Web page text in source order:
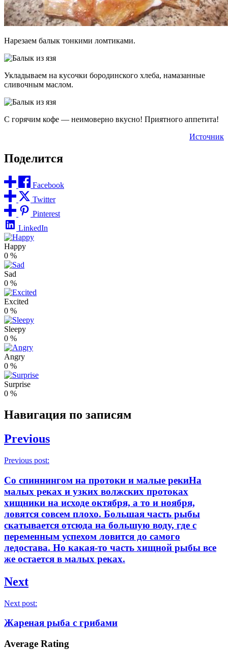
Нарезаем балык тонкими ломтиками.
Укладываем на кусочки бородинского хлеба, намазанные
сливочным маслом.
С горячим кофе — неимоверно вкусно! Приятного аппетита!
Источник
Поделится
Facebook
Twitter
Pinterest
LinkedIn
Happy
0 %
Sad
0 %
Excited
0 %
Sleepy
0 %
Angry
0 %
Surprise
0 %
Навигация по записям
Previous
Previous post:
Со спиннингом на протоки и малые рекиНа
малых реках и узких волжских протоках
хищники на исходе октября, а то и ноября,
ловятся совсем плохо. Большая часть рыбы
скатывается отсюда на большую воду, где с
переменным успехом ловится до самого
ледостава. Но какая-то часть хищной рыбы все
же остается в малых реках.
Next
Next post:
Жареная рыба с грибами
Average Rating